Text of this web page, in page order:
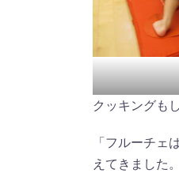
クッキングも
「フルーチ
えてきました。